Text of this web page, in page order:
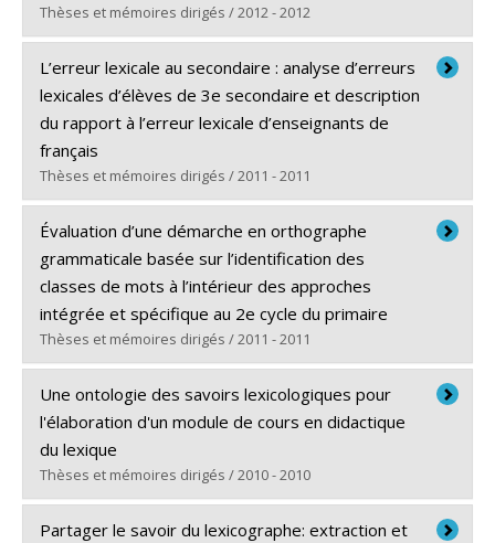
Thèses et mémoires dirigés / 2012 - 2012
Diplômé(e) :Pouliot, Karine
Cycle :Maîtrise
Diplôme obtenu :M.A.
Lien vers le document dans Papyrus
L’erreur lexicale au secondaire : analyse d’erreurs
lexicales d’élèves de 3e secondaire et description
du rapport à l’erreur lexicale d’enseignants de
français
Thèses et mémoires dirigés / 2011 - 2011
Diplômé(e) :Anctil, Dominic
Cycle :Doctorat
Diplôme obtenu : Ph. D.
Lien vers le document dans Papyrus
Évaluation d’une démarche en orthographe
grammaticale basée sur l’identification des
classes de mots à l’intérieur des approches
intégrée et spécifique au 2e cycle du primaire
Thèses et mémoires dirigés / 2011 - 2011
Diplômé(e) :Brassard, Geneviève
Cycle :Maîtrise
Diplôme obtenu :
Lien vers le document dans Papyrus
Une ontologie des savoirs lexicologiques pour
l'élaboration d'un module de cours en didactique
du lexique
Thèses et mémoires dirigés / 2010 - 2010
Diplômé(e) :Tremblay, Ophélie
Partager le savoir du lexicographe: extraction et